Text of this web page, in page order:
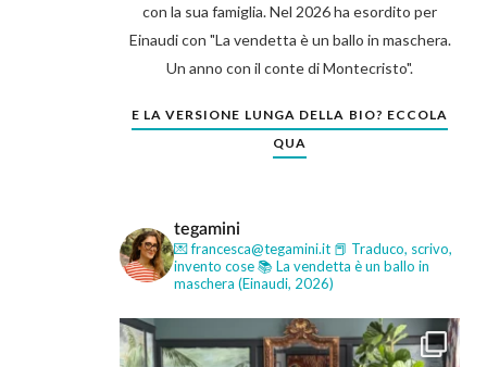
con la sua famiglia. Nel 2026 ha esordito per
Einaudi con "La vendetta è un ballo in maschera.
Un anno con il conte di Montecristo".
E LA VERSIONE LUNGA DELLA BIO? ECCOLA
QUA
tegamini
💌 francesca@tegamini.it 📕 Traduco, scrivo,
invento cose📚 La vendetta è un ballo in
maschera (Einaudi, 2026)